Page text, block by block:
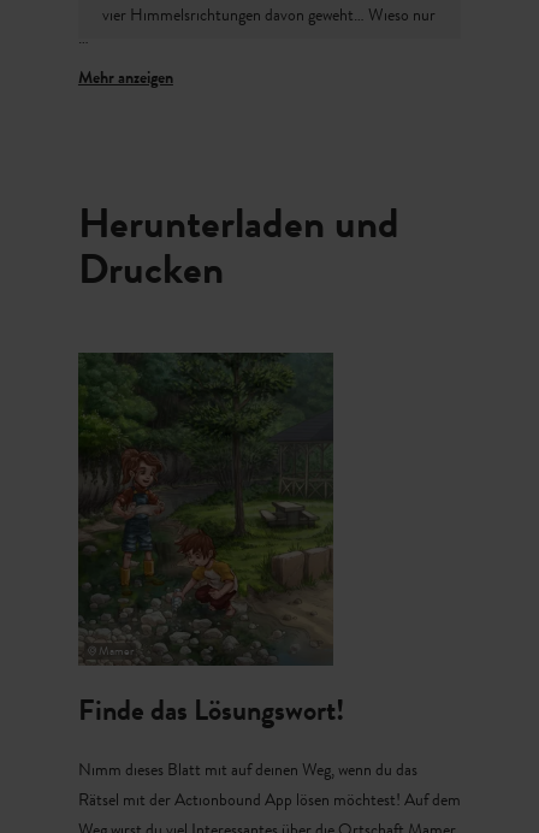
vier Himmelsrichtungen davon geweht… Wieso nur
kannst du gratis herunterladen.So gelangst du
direkt zum Rätsel um das Waldteufelchen.
Herunterladen und
Drucken
Mamer
Finde das Lösungswort!
Nimm dieses Blatt mit auf deinen Weg, wenn du das
Rätsel mit derActionbound App lösen möchtest! Auf dem